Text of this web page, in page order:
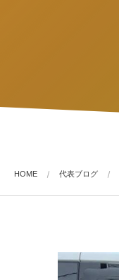
HOME 代表ブログ